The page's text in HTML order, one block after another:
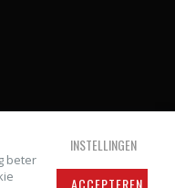
beter
INSTELLINGEN
ACCEPTEREN